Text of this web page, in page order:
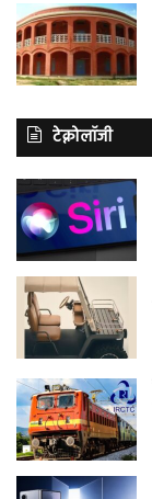
टेक्नोलॉजी